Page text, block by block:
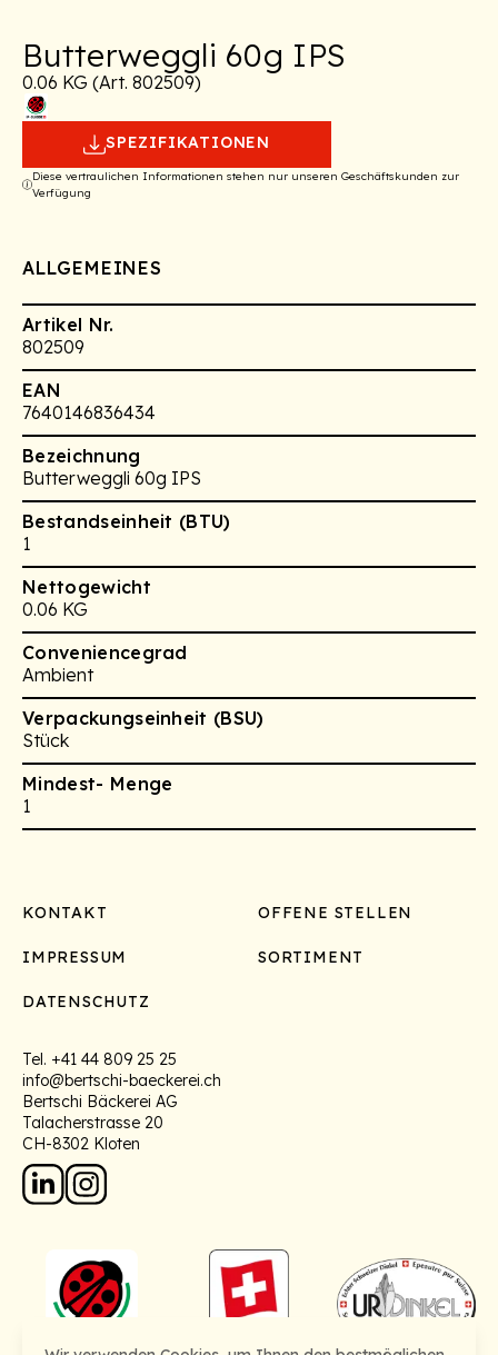
Butterweggli 60g IPS
0.06 KG (Art. 802509)
SPEZIFIKATIONEN
Diese vertraulichen Informationen stehen nur unseren Geschäftskunden zur
Verfügung
ALLGEMEINES
Artikel Nr.
802509
EAN
7640146836434
Bezeichnung
Butterweggli 60g IPS
Bestandseinheit (BTU)
1
Nettogewicht
0.06 KG
Conveniencegrad
Ambient
Verpackungseinheit (BSU)
Stück
Mindest- Menge
1
Footer
KONTAKT OFFENE STELLEN
IMPRESSUM SORTIMENT
DATENSCHUTZ
Tel. +41 44 809 25 25
info@bertschi-baeckerei.ch
Bertschi Bäckerei AG
Talacherstrasse 20
CH-8302 Kloten